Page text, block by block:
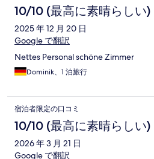
10/10 (最高に素晴らしい)
2025 年 12 月 20 日
Google で翻訳
Nettes Personal schöne Zimmer
Dominik、1 泊旅行
宿泊者限定の口コミ
10/10 (最高に素晴らしい)
2026 年 3 月 21 日
Google で翻訳